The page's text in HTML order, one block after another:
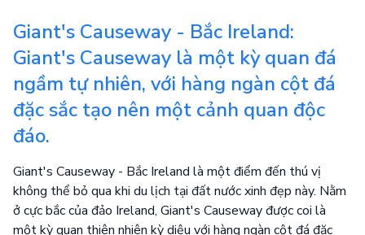
Giant's Causeway - Bắc Ireland:
Giant's Causeway là một kỳ quan đá
ngầm tự nhiên, với hàng ngàn cột đá
đặc sắc tạo nên một cảnh quan độc
đáo.
Giant's Causeway - Bắc Ireland là một điểm đến thú vị
không thể bỏ qua khi du lịch tại đất nước xinh đẹp này. Nằm
ở cực bắc của đảo Ireland, Giant's Causeway được coi là
một kỳ quan thiên nhiên kỳ diệu với hàng ngàn cột đá đặc